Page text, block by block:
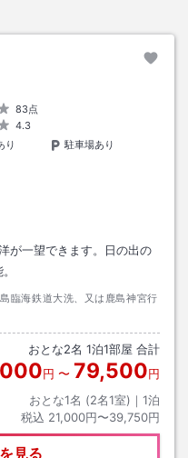
83点
4.3
り
駐車場あり
が一望できます。日の出の
臨海鉄道大洗、又は鹿島神宮行
おとな2名 1泊1部屋 合計
円 〜 79,500円
おとな1名 (2名1室)｜ 1泊
税込 21,000円〜39,750円
見る